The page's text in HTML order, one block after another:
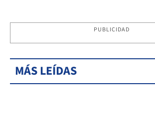
PUBLICIDAD
MÁS LEÍDAS